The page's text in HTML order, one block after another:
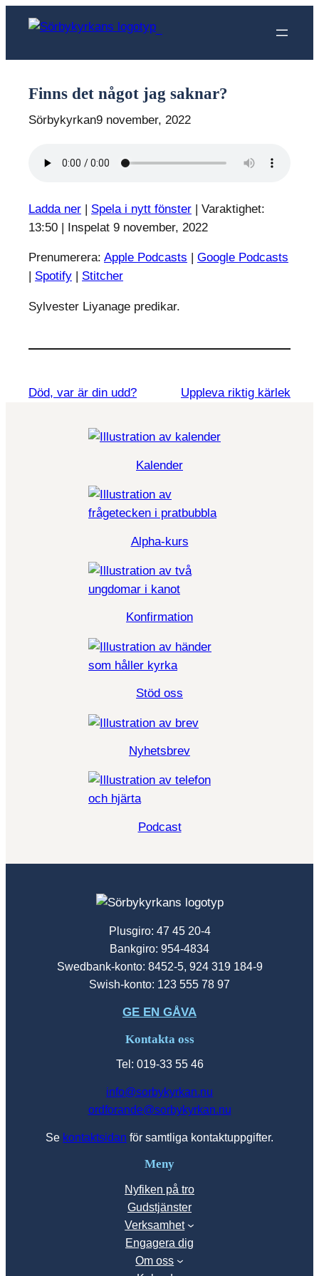
Finns det något jag saknar?
Sörbykyrkan9 november, 2022
Ladda ner | Spela i nytt fönster | Varaktighet:
13:50 | Inspelat 9 november, 2022
Prenumerera: Apple Podcasts | Google Podcasts
| Spotify | Stitcher
Sylvester Liyanage predikar.
Död, var är din udd? Uppleva riktig kärlek
Kalender
Alpha-kurs
Konfirmation
Stöd oss
Nyhetsbrev
Podcast
Plusgiro: 47 45 20-4
Bankgiro: 954-4834
Swedbank-konto: 8452-5, 924 319 184-9
Swish-konto: 123 555 78 97
GE EN GÅVA
Kontakta oss
Tel: 019-33 55 46
info@sorbykyrkan.nu
ordforande@sorbykyrkan.nu
Se kontaktsidan för samtliga kontaktuppgifter.
Meny
Nyfiken på tro
Gudstjänster
Verksamhet
Engagera dig
Om oss